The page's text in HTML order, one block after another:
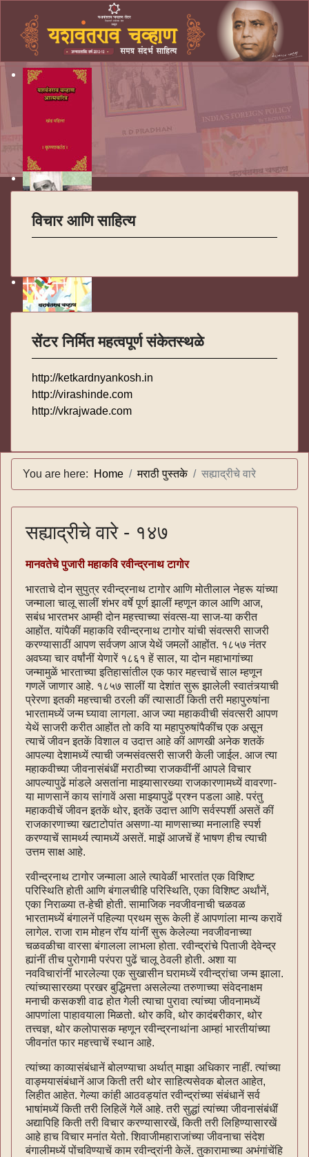
विचार आणि साहित्य
सेंटर निर्मित महत्वपूर्ण संकेतस्थळे
http://ketkardnyankosh.in
http://virashinde.com
http://vkrajwade.com
You are here: Home मराठी पुस्तके सह्याद्रीचे वारे
सह्याद्रीचे वारे - १४७
मानवतेचे पुजारी महाकवि रवीन्द्रनाथ टागोर
भारताचे दोन सुपुत्र रवीन्द्रनाथ टागोर आणि मोतीलाल नेहरू यांच्या
जन्माला चालू सालीं शंभर वर्षे पूर्ण झालीं म्हणून काल आणि आज,
सबंध भारतभर आम्ही दोन महत्त्वाच्या संवत्स-या साज-या करीत
आहोंत. यांपैकीं महाकवि रवीन्द्रनाथ टागोर यांची संवत्सरी साजरी
करण्यासाठीं आपण सर्वजण आज येथें जमलों आहोंत. १८५७ नंतर
अवघ्या चार वर्षांनीं येणारें १८६१ हें साल, या दोन महाभागांच्या
जन्मामुळें भारताच्या इतिहासांतील एक फार महत्त्वाचें साल म्हणून
गणलें जाणार आहे. १८५७ सालीं या देशांत सुरू झालेली स्वातंत्र्याची
प्रेरणा इतकी महत्त्वाची ठरली कीं त्यासाठीं किती तरी महापुरुषांना
भारतामध्यें जन्म घ्यावा लागला. आज ज्या महाकवीची संवत्सरी आपण
येथें साजरी करीत आहोंत तो कवि या महापुरुषांपैकींच एक असून
त्याचें जीवन इतकें विशाल व उदात्त आहे कीं आणखी अनेक शतकें
आपल्या देशामध्यें त्याची जन्मसंवत्सरी साजरी केली जाईल. आज त्या
महाकवीच्या जीवनासंबंधीं मराठीच्या राजकवींनीं आपले विचार
आपल्यापुढें मांडले असतांना माझ्यासारख्या राजकारणामध्यें वावरणा-
या माणसानें काय सांगावें असा माझ्यापुढें प्रश्न पडला आहे. परंतु
महाकवीचें जीवन इतकें थोर, इतकें उदात्त आणि सर्वस्पर्शी असतें कीं
राजकारणाच्या खटाटोपांत असणा-या माणसाच्या मनालाहि स्पर्श
करण्याचें सामर्थ्य त्यामध्यें असतें. माझें आजचें हें भाषण हीच त्याची
उत्तम साक्ष आहे.
रवीन्द्रनाथ टागोर जन्माला आले त्यावेळीं भारतांत एक विशिष्ट
परिस्थिति होती आणि बंगालचीहि परिस्थिति, एका विशिष्ट अर्थांनें,
एका निराळ्या त-हेची होती. सामाजिक नवजीवनाची चळवळ
भारतामध्यें बंगालनें पहिल्या प्रथम सुरू केली हें आपणांला मान्य करावें
लागेल. राजा राम मोहन रॉय यांनीं सुरू केलेल्या नवजीवनाच्या
चळवळीचा वारसा बंगालला लाभला होता. रवीन्द्रांचे पिताजी देवेन्द्र
ह्यांनीं तीच पुरोगामी परंपरा पुढें चालू ठेवली होती. अशा या
नवविचारांनीं भारलेल्या एक सुखासीन घरामध्यें रवीन्द्रांचा जन्म झाला.
त्यांच्यासारख्या प्रखर बुद्धिमत्ता असलेल्या तरुणाच्या संवेदनाक्षम
मनाची कसकशी वाढ होत गेली त्याचा पुरावा त्यांच्या जीवनामध्यें
आपणांला पाहावयाला मिळतो. थोर कवि, थोर कादंबरीकार, थोर
तत्त्वज्ञ, थोर कलोपासक म्हणून रवीन्द्रनाथांना आम्हां भारतीयांच्या
जीवनांत फार महत्त्वाचें स्थान आहे.
त्यांच्या काव्यासंबंधानें बोलण्याचा अर्थात् माझा अधिकार नाहीं. त्यांच्या
वाङ्मयासंबंधानें आज किती तरी थोर साहित्यसेवक बोलत आहेत,
लिहीत आहेत. गेल्या कांही आठवड्यांत रवीन्द्रांच्या संबंधानें सर्व
भाषांमध्यें किती तरी लिहिलें गेलें आहे. तरी सुद्धां त्यांच्या जीवनासंबंधीं
अद्यापिहि किती तरी विचार करण्यासारखें, किती तरी लिहिण्यासारखें
आहे हाच विचार मनांत येतो. शिवाजीमहाराजांच्या जीवनाचा संदेश
बंगालीमध्यें पोंचविण्याचें काम रवीन्द्रांनी केलें. तुकारामाच्या अभंगांचेंहि